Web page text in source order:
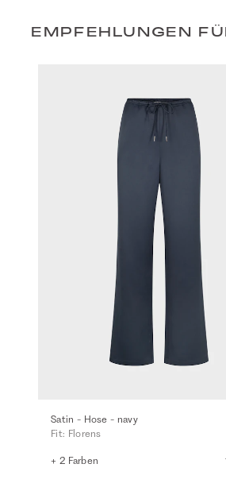
EMPFEHLUNGEN
Satin - Hose - navy
Fit: Florens
+ 2 Farben